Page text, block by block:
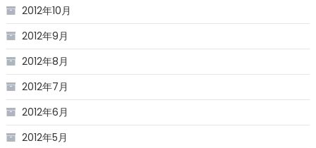
2012年10月
2012年9月
2012年8月
2012年7月
2012年6月
2012年5月